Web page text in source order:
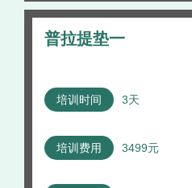
普拉提垫一
培训时间 3天
培训费用 3499元